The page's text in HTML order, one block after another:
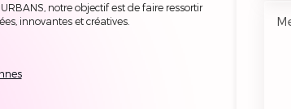
notre objectif est de faire ressortir
innovantes et créatives.